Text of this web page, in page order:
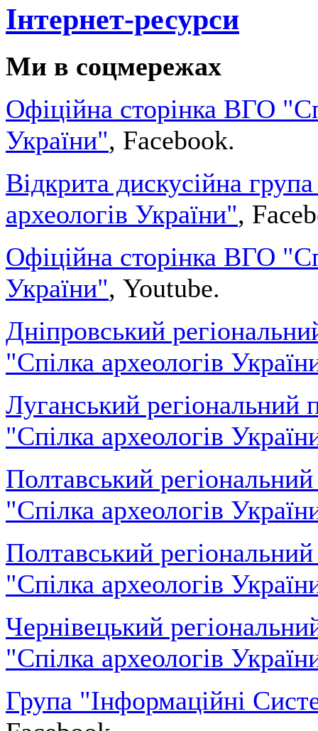
Інтернет-ресурси
Ми в соцмережах
Офіційна сторінка ВГО
України", Facebook.
Відкрита дискусійна
археологів України",
Офіційна сторінка ВГО
України", Youtube.
Дніпровський
"Спілка археологів
Луганський регіональний
"Спілка археологів
Полтавський
"Спілка археологів
Полтавський
"Спілка археологів
Чернівецький
"Спілка археологів
Група "Інформаційні